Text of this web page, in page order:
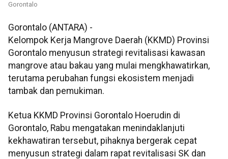
Gorontalo
Gorontalo (ANTARA) -
Kelompok Kerja Mangrove Daerah (KKMD) Provinsi
Gorontalo menyusun strategi revitalisasi kawasan
mangrove atau bakau yang mulai mengkhawatirkan,
terutama perubahan fungsi ekosistem menjadi
tambak dan pemukiman.
Ketua KKMD Provinsi Gorontalo Hoerudin di
Gorontalo, Rabu mengatakan menindaklanjuti
kekhawatiran tersebut, pihaknya bergerak cepat
menyusun strategi dalam rapat revitalisasi SK dan